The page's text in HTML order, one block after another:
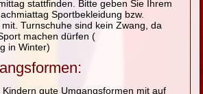
stattfinden. Bitte geben Sie Ihrem
Sportbekleidung bzw.
Turnschuhe sind kein Zwang, da
machen dürfen (
in Winter)
gute Umgangsformen mit auf